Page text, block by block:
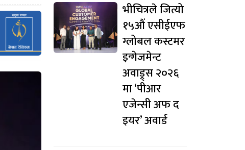
भीचित्रले जित्यो
१५औं एसीईएफ
ग्लोबल कस्टमर
इन्गेजमेन्ट
अवाड्र्स २०२६
मा ‘पीआर
एजेन्सी अफ द
इयर’ अवार्ड